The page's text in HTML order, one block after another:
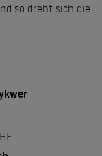
so dreht sich die